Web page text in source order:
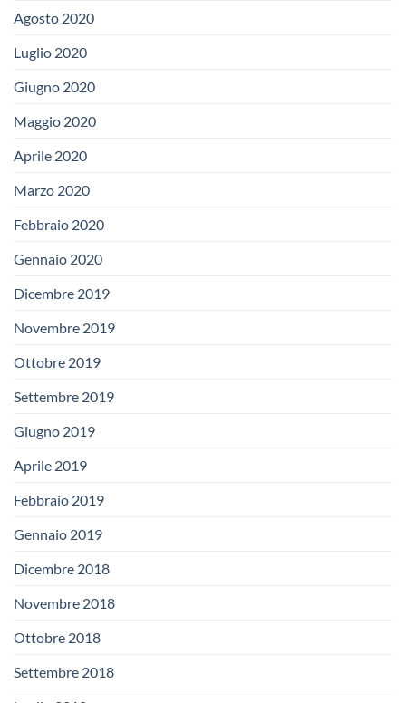
Agosto 2020
Luglio 2020
Giugno 2020
Maggio 2020
Aprile 2020
Marzo 2020
Febbraio 2020
Gennaio 2020
Dicembre 2019
Novembre 2019
Ottobre 2019
Settembre 2019
Giugno 2019
Aprile 2019
Febbraio 2019
Gennaio 2019
Dicembre 2018
Novembre 2018
Ottobre 2018
Settembre 2018